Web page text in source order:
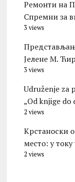
Ремонти на
Спремни за
3 views
Јелене М.
3 views
Udruženje za
„Od knjige do
2 views
Крстаноски
место: у
2 views